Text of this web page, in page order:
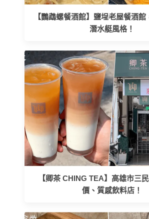
【鸚鵡螺餐酒館】鹽埕老屋餐酒
潛水艇風格！
【卿茶 CHING TEA】高雄市三
價、質感飲料店！